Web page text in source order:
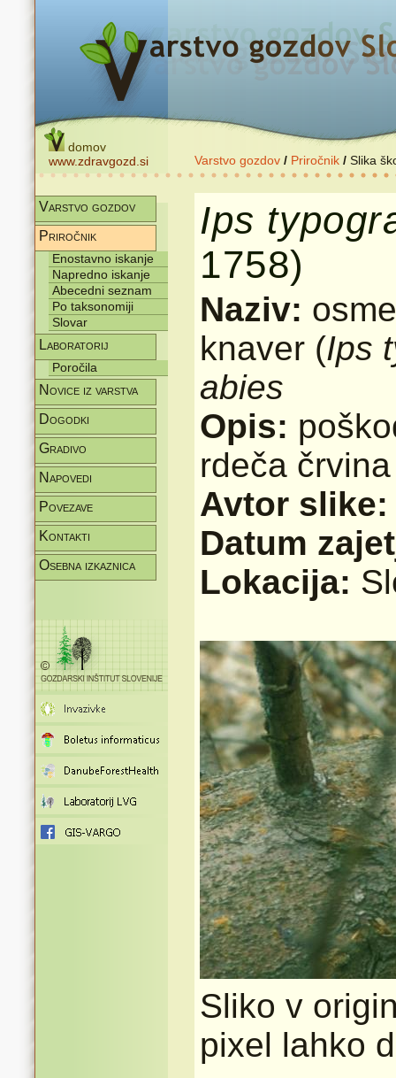
domov
www.zdravgozd.si
Varstvo gozdov / Priročnik / Slika
Varstvo gozdov
Priročnik
Enostavno iskanje
Napredno iskanje
Abecedni seznam
Po taksonomiji
Slovar
Laboratorij
Poročila
Novice iz varstva
Dogodki
Gradivo
Napovedi
Povezave
Kontakti
Osebna izkaznica
Ips
1758)
Naziv:
knaver (Ips
abies
Opis:
rdeča
Avtor
Datum
Lokacija:
Sliko v
pixel lahko